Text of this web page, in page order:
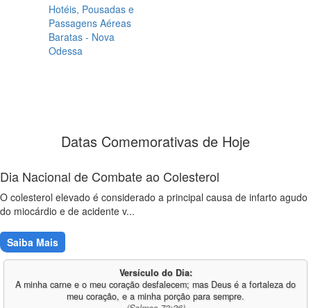
Hotéis, Pousadas e
Passagens Aéreas
Baratas - Nova
Odessa
Datas Comemorativas de Hoje
Dia Nacional de Combate ao Colesterol
O colesterol elevado é considerado a principal causa de infarto agudo
do miocárdio e de acidente v...
Saiba Mais
Versículo do Dia:
A minha carne e o meu coração desfalecem; mas Deus é a fortaleza do
meu coração, e a minha porção para sempre.